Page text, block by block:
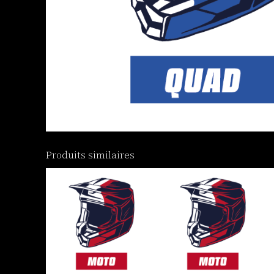
Produits similaires